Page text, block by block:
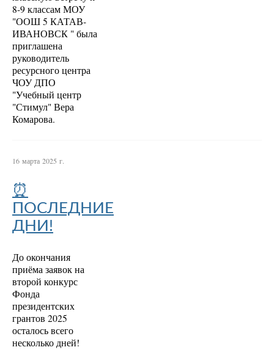
8-9 классам МОУ
"ООШ 5 КАТАВ-
ИВАНОВСК " была
приглашена
руководитель
ресурсного центра
ЧОУ ДПО
"Учебный центр
"Стимул" Вера
Комарова.
16 марта 2025 г.
⏰
ПОСЛЕДНИЕ
ДНИ!
До окончания
приёма заявок на
второй конкурс
Фонда
президентских
грантов 2025
осталось всего
несколько дней!